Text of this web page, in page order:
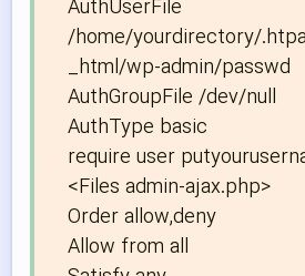
AuthUserFile
/home/yourdirectory/
_html/wp-admin/passwd
AuthGroupFile /dev/null
AuthType basic
require user
<Files admin-ajax.php>
Order allow,deny
Allow from all